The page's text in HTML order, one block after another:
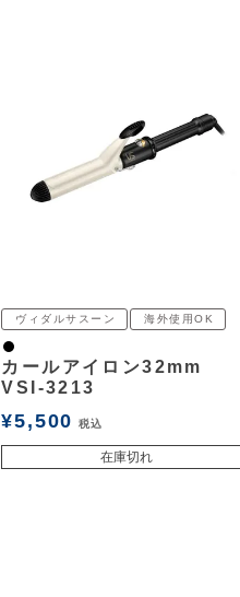
ヴィダルサスーン 海外使用OK
黒
カールアイロン32mm
VSI-3213
¥5,500 税込
在庫切れ